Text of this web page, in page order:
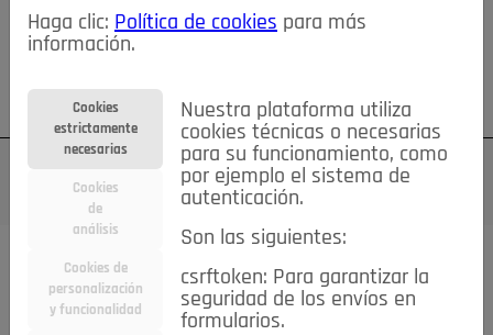
TABLÓN DE ANUNCIOS MIS ANUNCIOS CONTACTO
NOSOTROS
Su cuenta Regístrese ¿Olvidó su contraseña?
TODAS Deporte Bicicletas Deportes y Ocio
Electrodomésticos
Haga clic: Política de cookies para más
información.
Cookies
estrictamente
necesarias
Cookies
de
análisis
Cookies de
personalización
y funcionalidad
Nuestra plataforma utiliza
cookies técnicas o necesarias
para su funcionamiento, como
por ejemplo el sistema de
autenticación.
Son las siguientes:
csrftoken: Para garantizar la
seguridad de los envíos en
formularios.